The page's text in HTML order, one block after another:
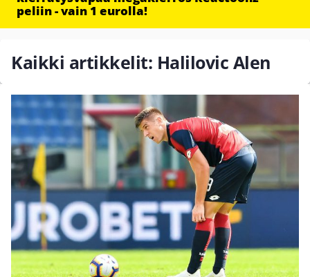
peliin - vain 1 eurolla!
Kaikki artikkelit: Halilovic Alen